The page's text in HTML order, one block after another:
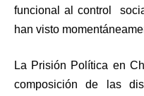
funcional al control
han visto
La Prisión Política en
composición de las